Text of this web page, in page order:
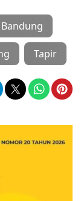
Tapir